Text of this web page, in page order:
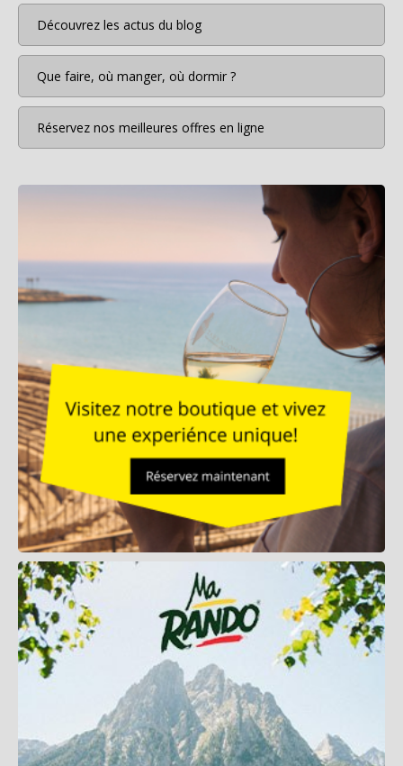
Découvrez les actus du blog
Que faire, où manger, où dormir ?
Réservez nos meilleures offres en ligne